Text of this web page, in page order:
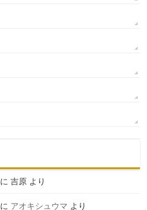
に吉原 より
に アオキシュウマ より